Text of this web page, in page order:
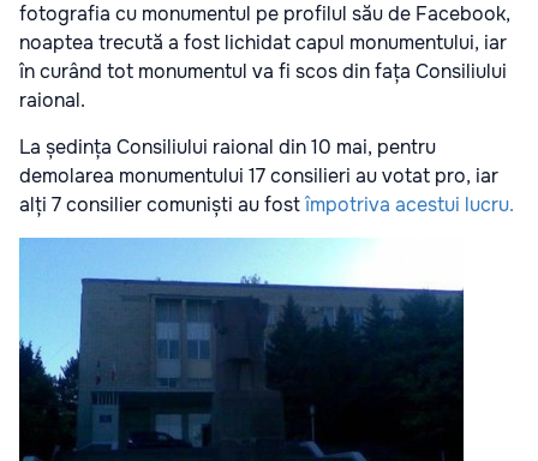
fotografia cu monumentul pe profilul său de Facebook,
noaptea trecută a fost lichidat capul monumentului, iar
în curând tot monumentul va fi scos din fața Consiliului
raional.
La ședința Consiliului raional din 10 mai, pentru
demolarea monumentului 17 consilieri au votat pro, iar
alți 7 consilier comuniști au fostîmpotriva acestui lucru.